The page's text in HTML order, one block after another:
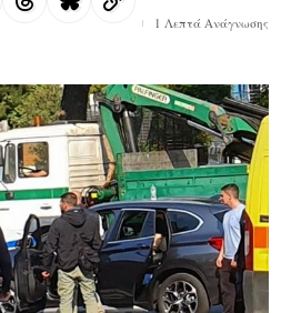
1 Λεπτά Ανάγνωσης